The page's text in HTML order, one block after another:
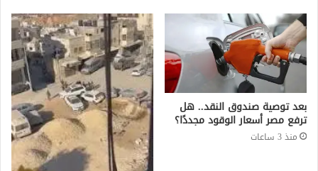
بعد توصية صندوق النقد.. هل
ترفع مصر أسعار الوقود مجددًا؟
منذ 3 ساعات